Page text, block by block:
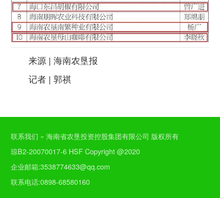
来源 | 海南农垦报
记者 | 郭祺
联系我们 » 海南省农垦投资控股集团有限公司 版权所有
琼B2-20070017-6 HSF Copyright @2020
企业邮箱:3538774633@qq.com
联系电话:0898-68580160